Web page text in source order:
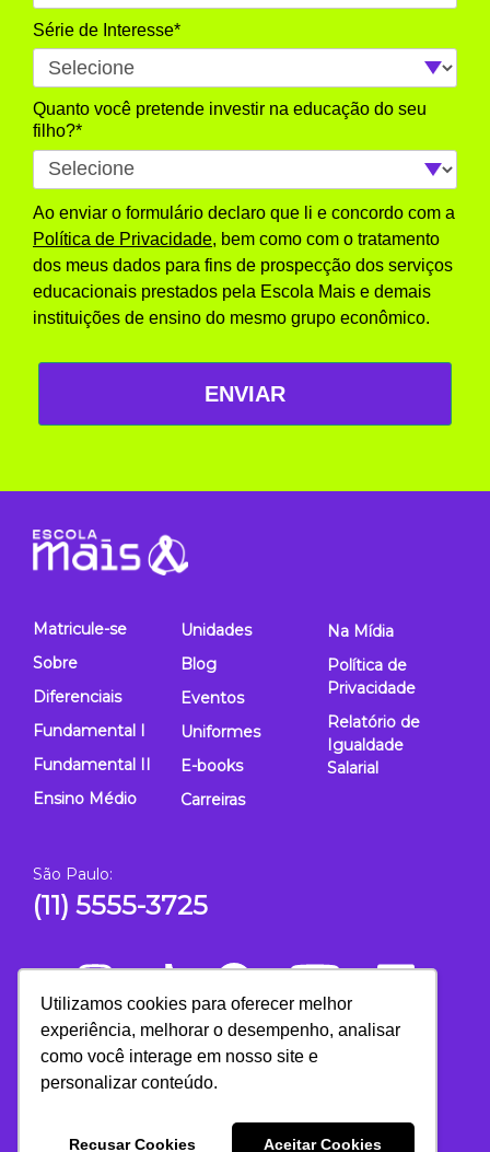
Utilizamos cookies para oferecer melhor
experiência, melhorar o desempenho, analisar
como você interage em nosso site e
personalizar conteúdo.
Recusar Cookies Aceitar Cookies
Série de Interesse*
Quanto você pretende investir na educação do seu
filho?*
Ao enviar o formulário declaro que li e concordo com a
Política de Privacidade, bem como com o tratamento
dos meus dados para fins de prospecção dos serviços
educacionais prestados pela Escola Mais e demais
instituições de ensino do mesmo grupo econômico.
ENVIAR
Matricule-se
Sobre
Diferenciais
Fundamental I
Fundamental II
Ensino Médio
Unidades
Blog
Eventos
Uniformes
E-books
Carreiras
Na Mídia
Política de
Privacidade
Relatório de
Igualdade
Salarial
São Paulo:
(11) 5555-3725